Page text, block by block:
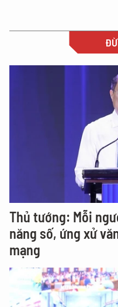
Thủ tướng: Mỗi
năng số, ứng xử
mạng